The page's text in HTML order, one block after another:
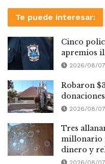
Te puede interesar:
Cinco
apremios
2026/08/07
Robaron
2026/08/07
Tres
millonario
dinero y
2026/08/07